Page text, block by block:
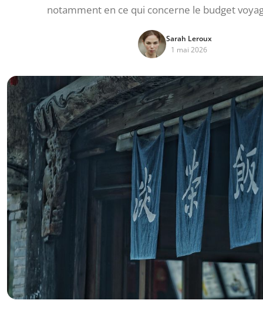
notamment en ce qui concerne le budget
Sarah Leroux
1 mai 2026